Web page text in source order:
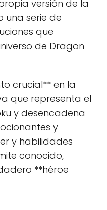
versión de la
una serie de
que
de Dragon
crucial** en la
que representa el
y desencadena
y
y habilidades
conocido,
**héroe